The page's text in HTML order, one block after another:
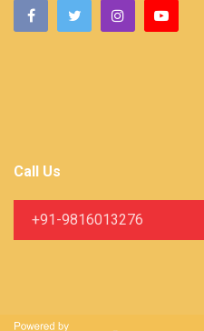
Call Us
+91-9816013276